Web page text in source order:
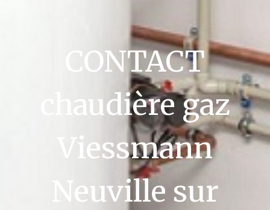
CONTACT
chaudière gaz
Viessmann
Neuville sur